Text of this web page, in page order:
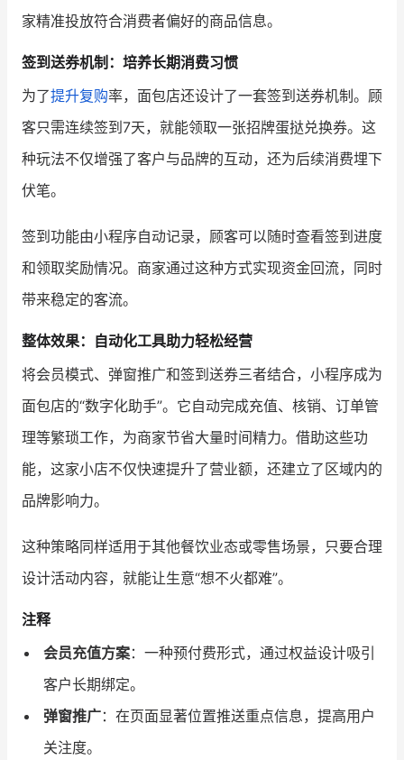
家精准投放符合消费者偏好的商品信息。
签到送券机制：培养长期消费习惯
为了提升复购率，面包店还设计了一套签到送券机制。顾
客只需连续签到7天，就能领取一张招牌蛋挞兑换券。这
种玩法不仅增强了客户与品牌的互动，还为后续消费埋下
伏笔。
签到功能由小程序自动记录，顾客可以随时查看签到进度
和领取奖励情况。商家通过这种方式实现资金回流，同时
带来稳定的客流。
整体效果：自动化工具助力轻松经营
将会员模式、弹窗推广和签到送券三者结合，小程序成为
面包店的“数字化助手”。它自动完成充值、核销、订单管
理等繁琐工作，为商家节省大量时间精力。借助这些功
能，这家小店不仅快速提升了营业额，还建立了区域内的
品牌影响力。
这种策略同样适用于其他餐饮业态或零售场景，只要合理
设计活动内容，就能让生意“想不火都难”。
注释
会员充值方案：一种预付费形式，通过权益设计吸引
客户长期绑定。
弹窗推广：在页面显著位置推送重点信息，提高用户
关注度。